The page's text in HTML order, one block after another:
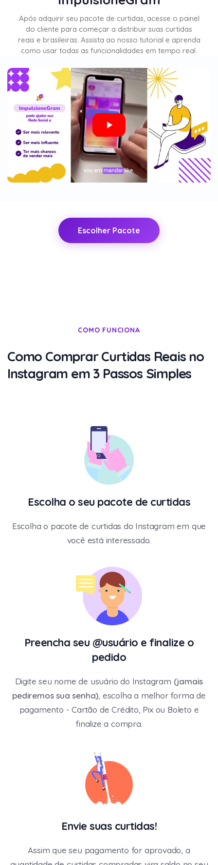
Após adquirir seu pacote de curtidas, acesse o painel
do cliente para começar a distribuir suas curtidas
reais e brasileiras. Assista ao nosso tutorial e aprenda
como usar todas as funcionalidades em tempo real.
Escolher Pacote
COMO FUNCIONA
Como Comprar Curtidas Reais no
Instagram em 3 Passos Simples
Escolha o seu pacote de curtidas
Escolha o pacote de curtidas do Instagram em que
você está interessado.
Preencha seu @usuário e finalize o
pedido
Digite seu nome de usuário do Instagram (jamais
pediremos sua senha), escolha a melhor forma de
pagamento - Cartão de Crédito, Pix ou Boleto e
finalize a compra.
Envie suas curtidas!
Assim que seu pagamento for aprovado, a